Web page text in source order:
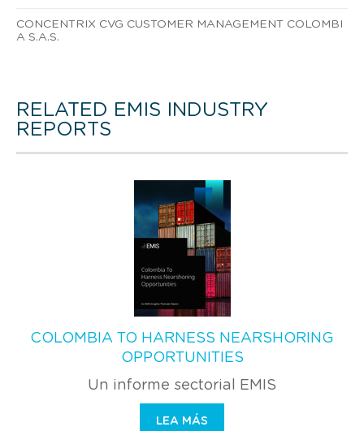
CONCENTRIX CVG CUSTOMER MANAGEMENT COLOMBI
A S.A.S.
RELATED EMIS INDUSTRY
REPORTS
COLOMBIA TO HARNESS NEARSHORING
OPPORTUNITIES
Un informe sectorial EMIS
LEA MÁS